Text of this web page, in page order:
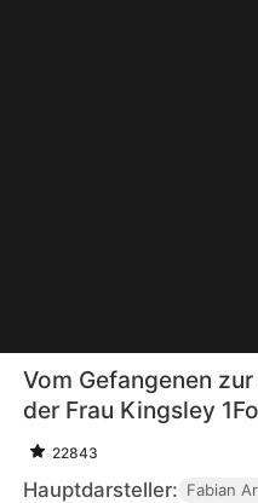
Vom Gefangenen
der Frau Kingsley
22843
Hauptdarsteller: Fabian